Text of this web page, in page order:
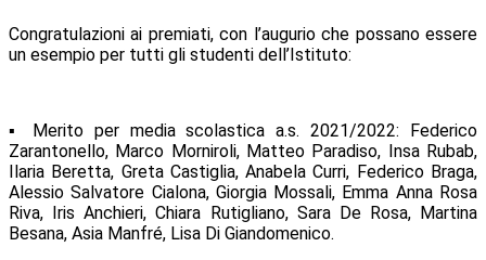
Congratulazioni ai premiati, con l’augurio che possano essere
un esempio per tutti gli studenti dell’Istituto:
▪ Merito per media scolastica a.s. 2021/2022: Federico
Zarantonello, Marco Morniroli, Matteo Paradiso, Insa Rubab,
Ilaria Beretta, Greta Castiglia, Anabela Curri, Federico Braga,
Alessio Salvatore Cialona, Giorgia Mossali, Emma Anna Rosa
Riva, Iris Anchieri, Chiara Rutigliano, Sara De Rosa, Martina
Besana, Asia Manfré, Lisa Di Giandomenico.